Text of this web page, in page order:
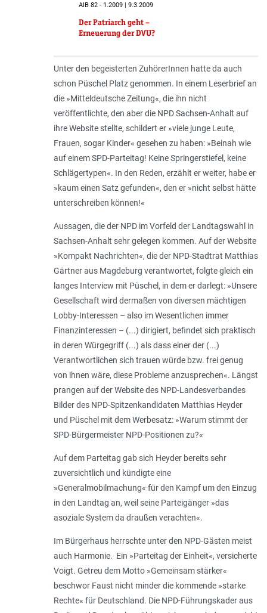
AIB 82 - 1.2009 | 9.3.2009
Der Patriarch geht –
Erneuerung der DVU?
Unter den begeisterten ZuhörerInnen hatte da auch
schon Püschel Platz genommen. In einem Leserbrief an
die »Mitteldeutsche Zeitung«, die ihn nicht
veröffentlichte, den aber die NPD Sachsen-Anhalt auf
ihre Website stellte, schildert er »viele junge Leute,
Frauen, sogar Kinder« gesehen zu haben: »Beinah wie
auf einem SPD-Parteitag! Keine Springerstiefel, keine
Schlägertypen«. In den Reden, erzählt er weiter, habe er
»kaum einen Satz gefunden«, den er »nicht selbst hätte
unterschreiben können!«
Aussagen, die der NPD im Vorfeld der Landtagswahl in
Sachsen-Anhalt sehr gelegen kommen. Auf der Website
»Kompakt Nachrichten«, die der NPD-Stadtrat Matthias
Gärtner aus Magdeburg verantwortet, folgte gleich ein
langes Interview mit Püschel, in dem er darlegt: »Unsere
Gesellschaft wird dermaßen von diversen mächtigen
Lobby-Interessen – also im Wesentlichen immer
Finanzinteressen – (...) dirigiert, befindet sich praktisch
in deren Würgegriff (...) als dass einer der (...)
Verantwortlichen sich trauen würde bzw. frei genug
von ihnen wäre, diese Probleme anzusprechen«. Längst
prangen auf der Website des NPD-Landesverbandes
Bilder des NPD-Spitzenkandidaten Matthias Heyder
und Püschel mit dem Werbesatz: »Warum stimmt der
SPD-Bürgermeister NPD-Positionen zu?«
Auf dem Parteitag gab sich Heyder bereits sehr
zuversichtlich und kündigte eine
»Generalmobilmachung« für den Kampf um den Einzug
in den Landtag an, weil seine Parteigänger »das
asoziale System da draußen verachten«.
Im Bürgerhaus herrschte unter den NPD-Gästen meist
auch Harmonie. Ein »Parteitag der Einheit«, versicherte
Voigt. Getreu dem Motto »Gemeinsam stärker«
beschwor Faust nicht minder die kommende »starke
Rechte« für Deutschland. Die NPD-Führungskader aus